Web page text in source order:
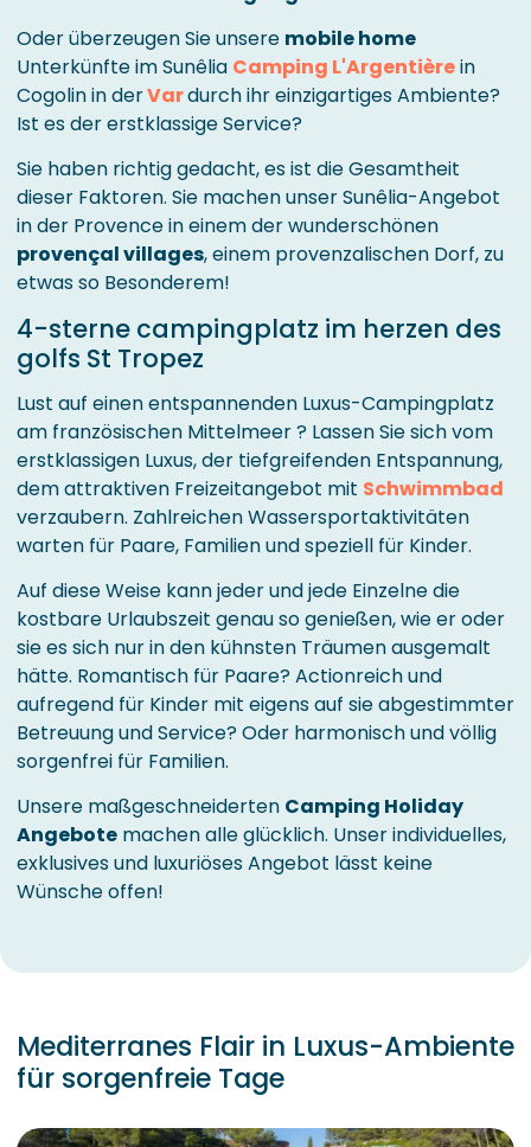
Oder überzeugen Sie unsere mobile home
Unterkünfte im Sunêlia Camping L'Argentièrein
Cogolin in derVardurch ihr einzigartiges Ambiente?
Ist es der erstklassige Service?
Sie haben richtig gedacht, es ist die Gesamtheit
dieser Faktoren. Sie machen unser Sunêlia-Angebot
in der Provence in einem der wunderschönen
provençal villages, einem provenzalischen Dorf, zu
etwas so Besonderem!
4-sterne campingplatz im herzen des
golfs St Tropez
Lust auf einen entspannenden Luxus-Campingplatz
am französischen Mittelmeer ? Lassen Sie sich vom
erstklassigen Luxus, der tiefgreifenden Entspannung,
dem attraktiven Freizeitangebot mit Schwimmbad
verzaubern. Zahlreichen Wassersportaktivitäten
warten für Paare, Familien und speziell für Kinder.
Auf diese Weise kann jeder und jede Einzelne die
kostbare Urlaubszeit genau so genießen, wie er oder
sie es sich nur in den kühnsten Träumen ausgemalt
hätte. Romantisch für Paare? Actionreich und
aufregend für Kinder mit eigens auf sie abgestimmter
Betreuung und Service? Oder harmonisch und völlig
sorgenfrei für Familien.
Unsere maßgeschneiderten Camping Holiday
Angebote machen alle glücklich. Unser individuelles,
exklusives und luxuriöses Angebot lässt keine
Wünsche offen!
Mediterranes Flair in Luxus-Ambiente
für sorgenfreie Tage